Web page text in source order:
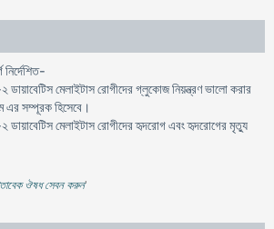
মেলাইটাস রোগীদের গ্লুকোজ নিয়ন্ত্রণ ভালো করার
এর সম্পূরক হিসেবে।
মেলাইটাস রোগীদের হৃদরোগ এবং হৃদরোগের মৃত্যু
ঔষধ সেবন করুন'